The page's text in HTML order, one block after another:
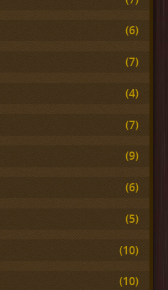
(6)
(7)
(4)
(7)
(9)
(6)
(5)
(10)
(10)